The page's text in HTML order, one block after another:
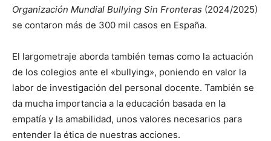
Organización Mundial Bullying Sin Fronteras (2024/2025)
se contaron más de 300 mil casos en España.
El largometraje aborda también temas como la actuación
de los colegios ante el «bullying», poniendo en valor la
labor de investigación del personal docente. También se
da mucha importancia a la educación basada en la
empatía y la amabilidad, unos valores necesarios para
entender la ética de nuestras acciones.